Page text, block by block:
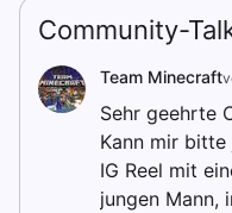
Community-
Team Minecraft
Sehr geehrte
Kann mir
IG Reel mit
jungen Mann,